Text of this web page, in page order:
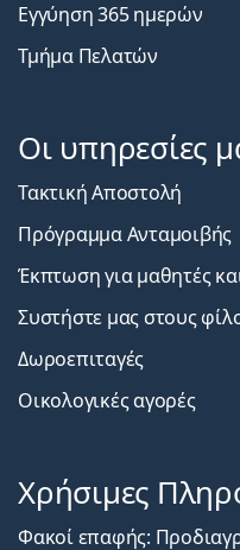
Εγγύηση 365 ημερών
Τμήμα Πελατών
Οι υπηρεσίες
Τακτική Αποστολή
Πρόγραμμα Ανταμοιβής
Έκπτωση για μαθητές
Συστήστε μας στους
Δωροεπιταγές
Οικολογικές αγορές
Χρήσιμες
Φακοί επαφής: